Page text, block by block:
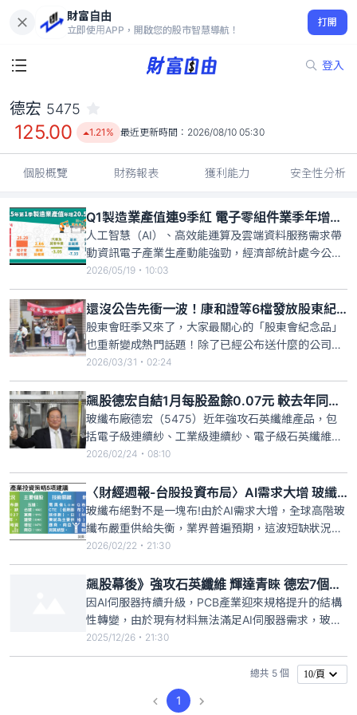
財富自由
立即使用APP，開啟您的股市智慧導航！
打開
登入
125.00
1.21%
德宏 5475
125.00 1.21% 最近更新時間： 2026/08/10 05:30
個股概覽 財務報表 獲利能力 安全性分析
Q1製造業產值連9季紅 電子零組件業季年增25％
人工智慧（AI）、高效能運算及雲端資料服務需求帶
動資訊電子產業生產動能強勁，經濟部統計處今公
布，今年第1季製造業產值5兆9510億元，季年增
20.58%，也是連續9季正成長。其中，電子零組件業
產值2兆1779億元，季年增25.29%。統計處說明，AI
需求暢旺，推升資訊電子產業生產動能，但部分傳統
產業
2026/05/19・10:03
還沒公告先衝一波！康和證等6檔發放股東紀念品機率高 今為最後上車日
股東會旺季又來了，大家最關心的「股東會紀念品」
也重新變成熱門話題！除了已經公布送什麼的公司之
外，還有一些還沒揭曉內容的，也讓不少投資人提前
卡位，搶占領取資格。今（31日）為6檔具備過去5年
皆發放紀念品紀錄之個股的最後買進日，包括正達
（3149）、優你康（4150）、永新-KY（4557）、
德宏（54
2026/03/31・02:24
飆股德宏自結1月每股盈餘0.07元 較去年同期轉虧為盈
玻纖布廠德宏（5475）近年強攻石英纖維產品，包
括電子級連續紗、工業級連續紗、電子級石英纖維
布、工業級石英纖維布等，外傳輝達下一代Rubin系
列平台預料將採用銅箔基板M9材料搭配Q布（石英
布），德宏有望受惠，股價開啟飆漲模式，連兩天強
攻漲停，今年以來短短不到兩個月股價已飆漲
104.9%，德宏應主管機
2026/02/24・08:10
〈財經週報-台股投資布局〉AI需求大增 玻纖布5雄奮起
玻纖布絕對不是一塊布!由於AI需求大增，全球高階玻
纖布嚴重供給失衡，業界普遍預期，這波短缺狀況恐
怕將一路延續至2027年下半年，連玻纖布都變成「戰
略資源」；而國內玻纖布五雄包括台玻（1802）、富
喬（1815）、建榮（5340）、德宏（5475）及南亞
（1303），也持續引爆市場資金追逐。
2026/02/22・21:30
飆股幕後》強攻石英纖維 輝達青睞 德宏7個月大漲近7倍
因AI伺服器持續升級，PCB產業迎來規格提升的結構
性轉變，由於現有材料無法滿足AI伺服器需求，玻纖
布廠積極發展相關AI新應用產品，其中玻纖布廠德宏
（5475）近年強攻石英纖維產品，包括電子級連續
紗、工業級連續紗、電子級石英纖維布、工業級石英
纖維布等，外傳輝達下一代Rubin系列平台預料將採
2025/12/26・21:30
總共 5 個 10/頁
1